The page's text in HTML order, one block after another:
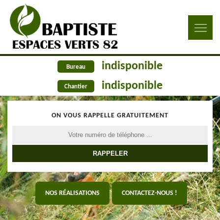
Bureau indisponible
Chantier indisponible
ON VOUS RAPPELLE GRATUITEMENT
NOS RÉALISATIONS CONTACTEZ-NOUS !